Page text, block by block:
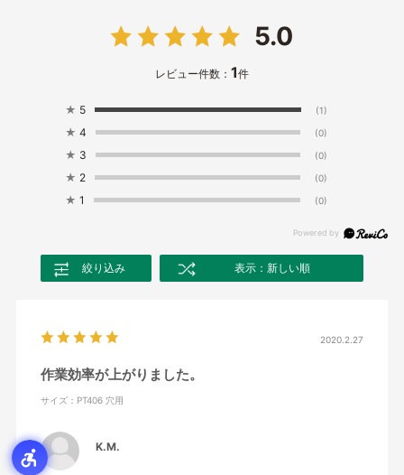
5.0
レビュー件数： 1件
★ 5 (1)
★ 4 (0)
★ 3 (0)
★ 2 (0)
★ 1 (0)
絞り込み 表示：新しい順
2020.2.27
作業効率が上がりました。
サイズ：PT406 穴用
K.M.